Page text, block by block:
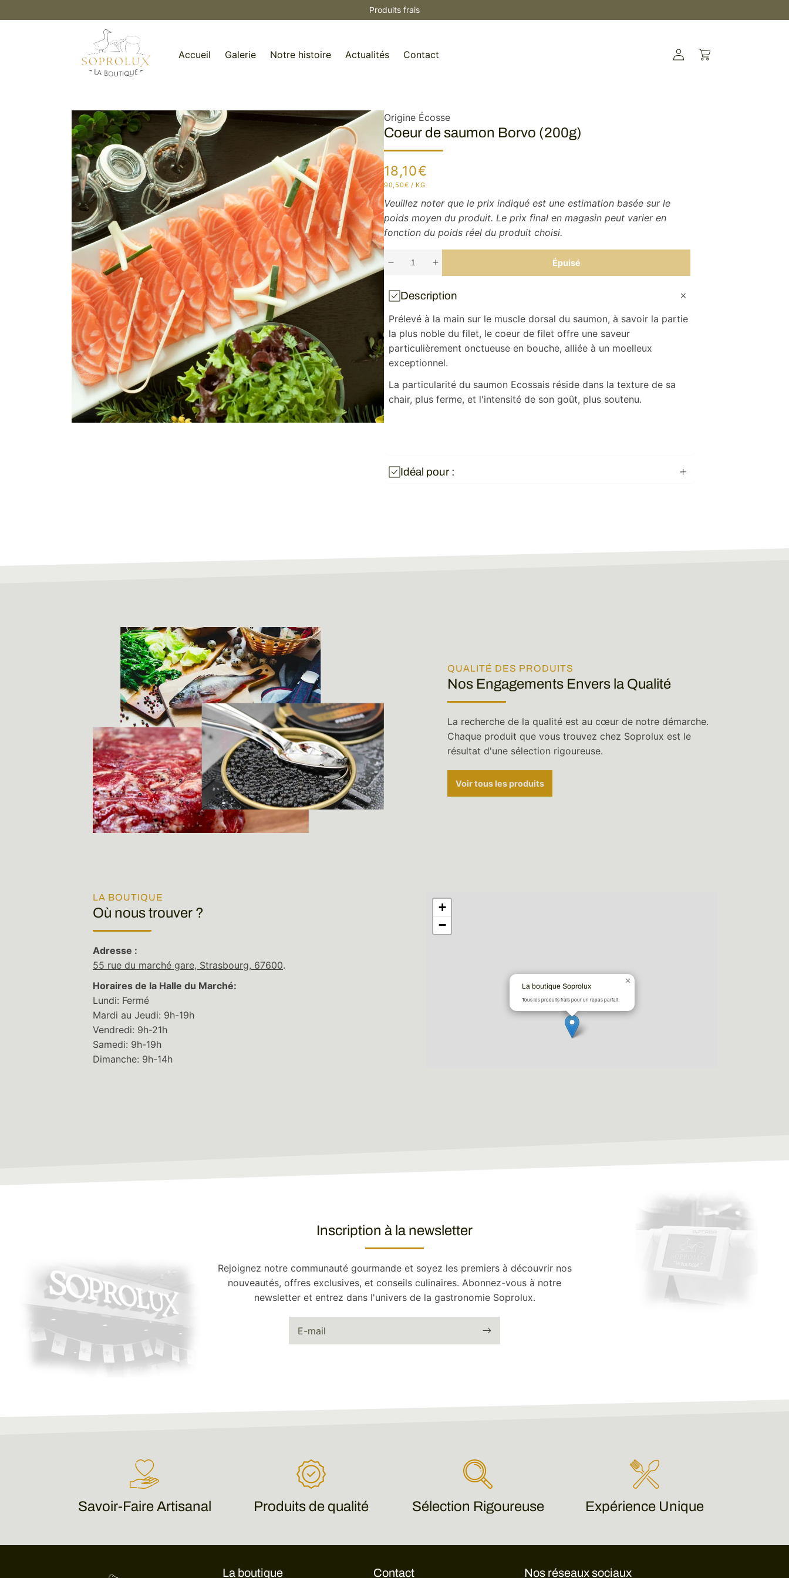
contenu
Qualité premium
Accueil Galerie Notre histoire Actualités Contact Connexion Panier
Origine Écosse
Coeur de saumon Borvo (200g)
Prix
habituel
18,10€
PRIX
UNITAIRE
90,50€ / PAR
KG
Veuillez noter que le prix indiqué est une estimation basée sur le
poids moyen du produit. Le prix final en magasin peut varier en
fonction du poids réel du produit choisi.
Réduire
de
Coeur
saumon
(200g)
Augmenter
de
Coeur
saumon
(200g)
Épuisé
Description
Prélevé à la main sur le muscle dorsal du saumon, à savoir la partie
la plus noble du filet, le coeur de filet offre une saveur
particulièrement onctueuse en bouche, alliée à un moelleux
exceptionnel.
La particularité du saumon Ecossais réside dans la texture de sa
chair, plus ferme, et l'intensité de son goût, plus soutenu.
Idéal pour :
QUALITÉ DES PRODUITS
Nos Engagements Envers la Qualité
La recherche de la qualité est au cœur de notre démarche.
Chaque produit que vous trouvez chez Soprolux est le
résultat d'une sélection rigoureuse.
Voir tous les produits
La boutique Soprolux
Tous les produits frais pour un repas parfait.
×
+
−
LA BOUTIQUE
Où nous trouver ?
Adresse :
55 rue du marché gare, Strasbourg, 67600.
Horaires de la Halle du Marché:
Lundi: Fermé
Mardi au Jeudi: 9h-19h
Vendredi: 9h-21h
Samedi: 9h-19h
Dimanche: 9h-14h
Inscription à la newsletter
Rejoignez notre communauté gourmande et soyez les premiers à découvrir nos
nouveautés, offres exclusives, et conseils culinaires. Abonnez-vous à notre
newsletter et entrez dans l'univers de la gastronomie Soprolux.
E-mail
Savoir-Faire Artisanal Produits de qualité Sélection Rigoureuse Expérience Unique
La boutique Contact Nos réseaux sociaux